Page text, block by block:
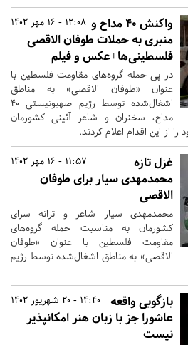
12:08 - 16 مهر 1402 واکنش 40 مداح و
منبری به حملات طوفان الاقصی
فلسطینی‌ها+عکس و فیلم
در پی حمله گروه‌های مقاومت فلسطین با
عنوان «طوفان الاقصی» به مناطق
اشغال‌شده توسط رژیم صهیونیستی 40
مداح، سخنران و شاعر آئینی کشورمان
از این اقدام اعلام کردند.
11:57 - 16 مهر 1402
غزل تازه
محمدمهدی سیار برای طوفان
الاقصی
محمدمهدی سیار شاعر و ترانه سرای
کشورمان به مناسبت حمله گروه‌های
مقاومت فلسطین با عنوان «طوفان
الاقصی» به مناطق اشغال‌شده توسط رژیم
14:40 - 20 شهریور 1402
بازگویی واقعه
عاشورا جز با زبان هنر امکانپذیر
نیست